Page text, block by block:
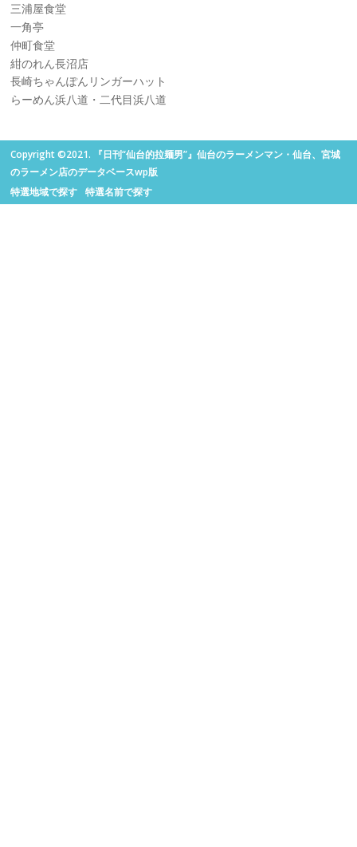
三浦屋食堂
一角亭
仲町食堂
紺のれん長沼店
長崎ちゃんぽんリンガーハット
らーめん浜八道・二代目浜八道
Copyright ©2021. 『日刊“仙台的拉麺男”』仙台のラーメンマン・仙台、宮城
のラーメン店のデータベースwp版
特選地域で探す
特選名前で探す